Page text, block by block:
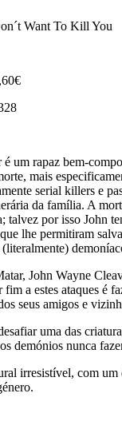
Want To Kill You
é um rapaz bem-
mais
serial killers e
da família. A
talvez por isso John
lhe permitiram
(literalmente)
John Wayne
a estes ataques é
seus amigos e
uma das
demónios nunca
irresistível, com um